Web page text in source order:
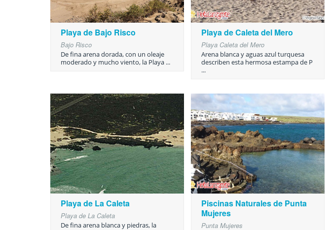
Playa de Bajo Risco
Bajo Risco
De fina arena dorada, con un oleaje
moderado y mucho viento, la Playa ...
Playa de Caleta del Mero
Playa Caleta del Mero
Arena blanca y aguas azul turquesa
describen esta hermosa estampa de P
...
Playa de La Caleta
Playa de La Caleta
De fina arena blanca y piedras, la
Piscinas Naturales de Punta
Mujeres
Punta Mujeres